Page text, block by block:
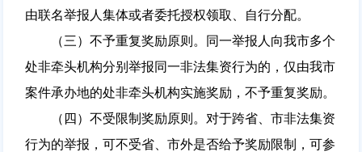
由联名举报人集体或者委托授权领取、自行分配。
（三）不予重复奖励原则。同一举报人向我市多个
处非牵头机构分别举报同一非法集资行为的，仅由我市
案件承办地的处非牵头机构实施奖励，不予重复奖励。
（四）不受限制奖励原则。对于跨省、市非法集资
行为的举报，可不受省、市外是否给予奖励限制，可参